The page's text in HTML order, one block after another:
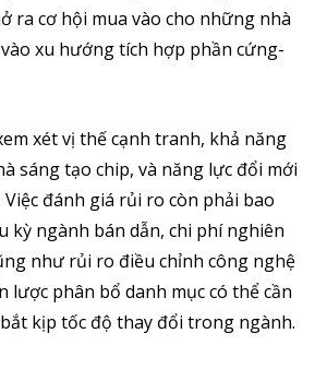
và mang lại lượng kiến thức cần thiết trong
SUBSCRIBE
nhận với Privacy Policy
ra cơ hội mua vào cho những nhà
xu hướng tích hợp phần cứng-
xét vị thế cạnh tranh, khả năng
sáng tạo chip, và năng lực đổi mới
đánh giá rủi ro còn phải bao
kỳ ngành bán dẫn, chi phí nghiên
như rủi ro điều chỉnh công nghệ
lược phân bổ danh mục có thể cần
kịp tốc độ thay đổi trong ngành.